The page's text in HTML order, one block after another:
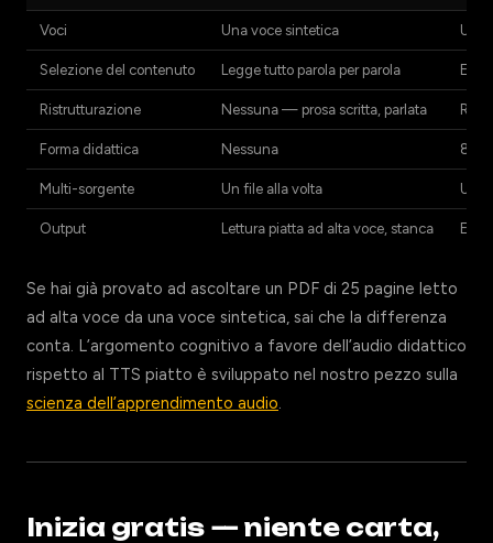
Voci Una voce sintetica Una
Selezione del contenuto Legge tutto parola per parola
Ristrutturazione Nessuna — prosa scritta, parlata
Forma didattica Nessuna 8
Multi-sorgente Un file alla volta Una
Output Lettura piatta ad alta voce, stanca
Se hai già provato ad ascoltare un PDF di 25 pagine letto
ad alta voce da una voce sintetica, sai che la differenza
conta. L’argomento cognitivo a favore dell’audio didattico
rispetto al TTS piatto è sviluppato nel nostro pezzo sulla
scienza dell’apprendimento audio.
Inizia gratis — niente carta,